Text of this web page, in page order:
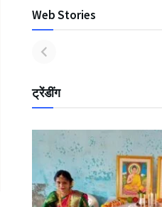
Web Stories
ट्रेंडींग